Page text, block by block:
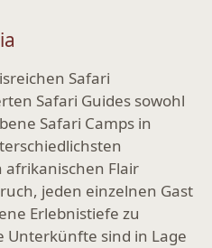
Safari
Safari Guides sowohl
Safari Camps in
afrikanischen Flair
jeden einzelnen Gast
Erlebnistiefe zu
Unterkünfte sind in Lage